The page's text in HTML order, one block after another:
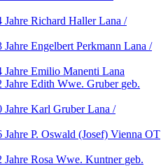
Jahre Richard HallerLana /
Jahre Engelbert Perkmann Lana /
Jahre Emilio Manenti Lana
Jahre Edith Wwe. Gruber geb.
Jahre Karl GruberLana /
Jahre P. Oswald (Josef) Vienna OT
Jahre Rosa Wwe. Kuntner geb.